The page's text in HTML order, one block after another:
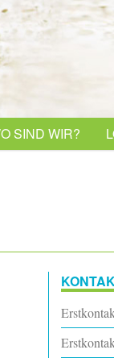
SIND WIR?